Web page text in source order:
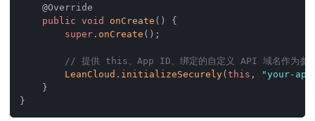
@Override
public void onCreate ( )
{
super . onCreate ( ) ;
// 提供 this、App ID、绑定的自定义 API 域名作为参
LeanCloud . initializeSecurely( this ,
"your-
}
}